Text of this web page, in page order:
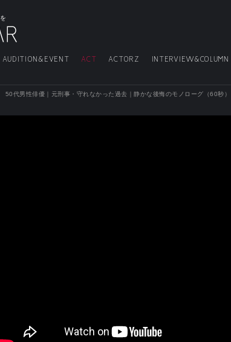
AUDITION&EVENT ACT ACTORZ INTERVIEW&COLUMN
50代男性俳優｜元刑事・守れなかった過去｜静かな後悔のモノローグ（60秒）